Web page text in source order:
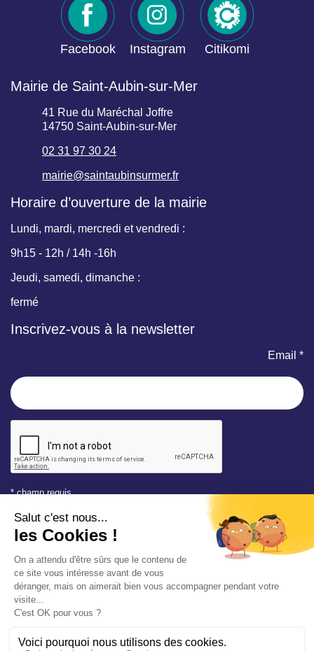
Facebook Instagram Citikomi
Mairie de Saint-Aubin-sur-Mer
41 Rue du Maréchal Joffre
14750 Saint-Aubin-sur-Mer
02 31 97 30 24
mairie@saintaubinsurmer.fr
Horaire d’ouverture de la mairie
Lundi, mardi, mercredi et vendredi :
9h15 - 12h / 14h -16h
Jeudi, samedi, dimanche :
fermé
Inscrivez-vous à la newsletter
Email *
* champ requis
Votre adresse e-mail est uniquement utilisée pour vous
envoyer les lettres d'information de la Mairie de Saint-Aubin-
sur-Mer. Vous pouvez à tout moment utiliser le lien de
désabonnement intégré dans la newsletter. Consultez notre
politique de confidentialité pour en savoir plus.